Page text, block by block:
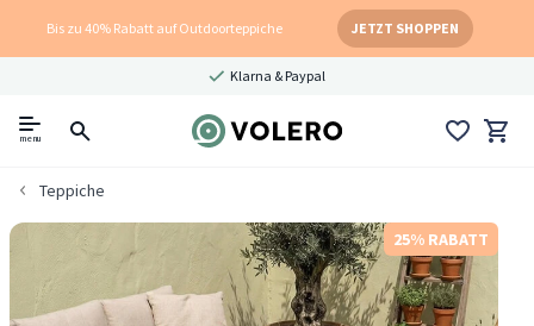
Bis zu 40% Rabatt auf Outdoorteppiche JETZT SHOPPEN
Klarna & Paypal
menu
Teppiche
25% RABATT